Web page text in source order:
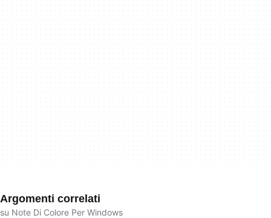
Argomenti correlati
su Note Di Colore Per Windows